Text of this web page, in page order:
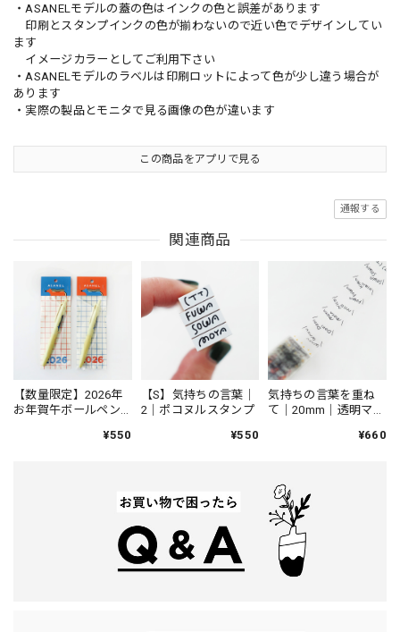
・ASANELモデルの蓋の色はインクの色と誤差があります
印刷とスタンプインクの色が揃わないので近い色でデザインしてい
ます
イメージカラーとしてご利用下さい
・ASANELモデルのラベルは印刷ロットによって色が少し違う場合が
あります
・実際の製品とモニタで見る画像の色が違います
この商品をアプリで見る
通報する
関連商品
【数量限定】2026年
お年賀午ボールペン
¥550
【S】気持ちの言葉｜
2｜ポコヌルスタンプ
¥550
気持ちの言葉を重ね
て｜20mm｜透明マス
¥660